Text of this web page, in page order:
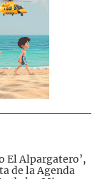
El Alpargatero’,
de la Agenda